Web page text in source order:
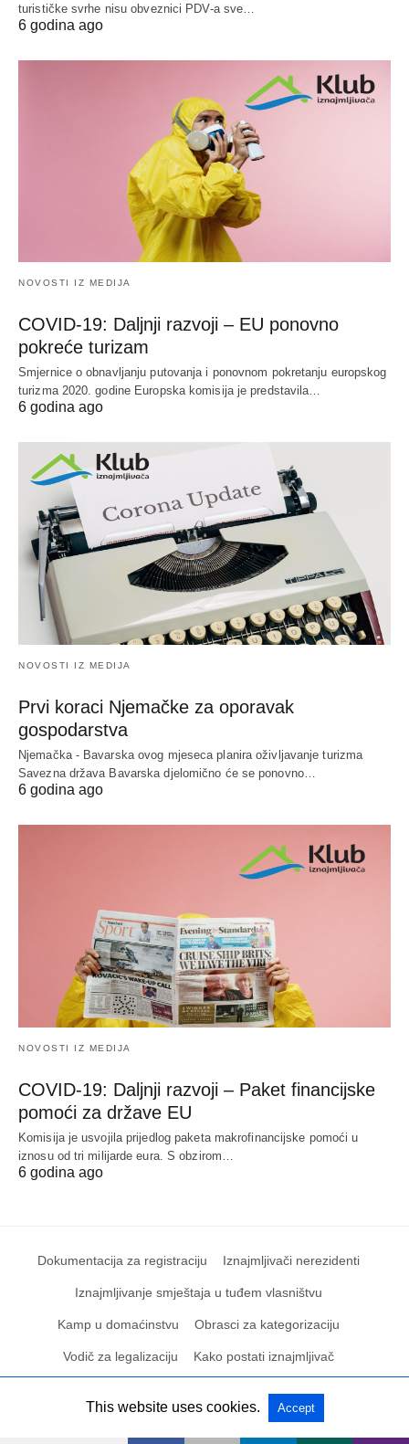
turističke svrhe nisu obveznici PDV-a sve…
6 godina ago
NOVOSTI IZ MEDIJA
COVID-19: Daljnji razvoji – EU ponovno
pokreće turizam
Smjernice o obnavljanju putovanja i ponovnom pokretanju europskog
turizma 2020. godine Europska komisija je predstavila…
6 godina ago
NOVOSTI IZ MEDIJA
Prvi koraci Njemačke za oporavak
gospodarstva
Njemačka - Bavarska ovog mjeseca planira oživljavanje turizma
Savezna država Bavarska djelomično će se ponovno…
6 godina ago
NOVOSTI IZ MEDIJA
COVID-19: Daljnji razvoji – Paket financijske
pomoći za države EU
Komisija je usvojila prijedlog paketa makrofinancijske pomoći u
iznosu od tri milijarde eura. S obzirom…
6 godina ago
Dokumentacija za registraciju Iznajmljivači nerezidenti
Iznajmljivanje smještaja u tuđem vlasništvu
Kamp u domaćinstvu Obrasci za kategorizaciju
Vodič za legalizaciju Kako postati iznajmljivač
All Rights Reserved View Non-AMP Version
This website uses cookies. Accept